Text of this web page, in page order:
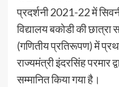
प्रदर्शनी 2021-22 में
विद्यालय बकोडी की छात्रा
(गणितीय प्रतिरूपण) में
राज्यमंत्री इंदरसिंह परमार
सम्मानित किया गया है।